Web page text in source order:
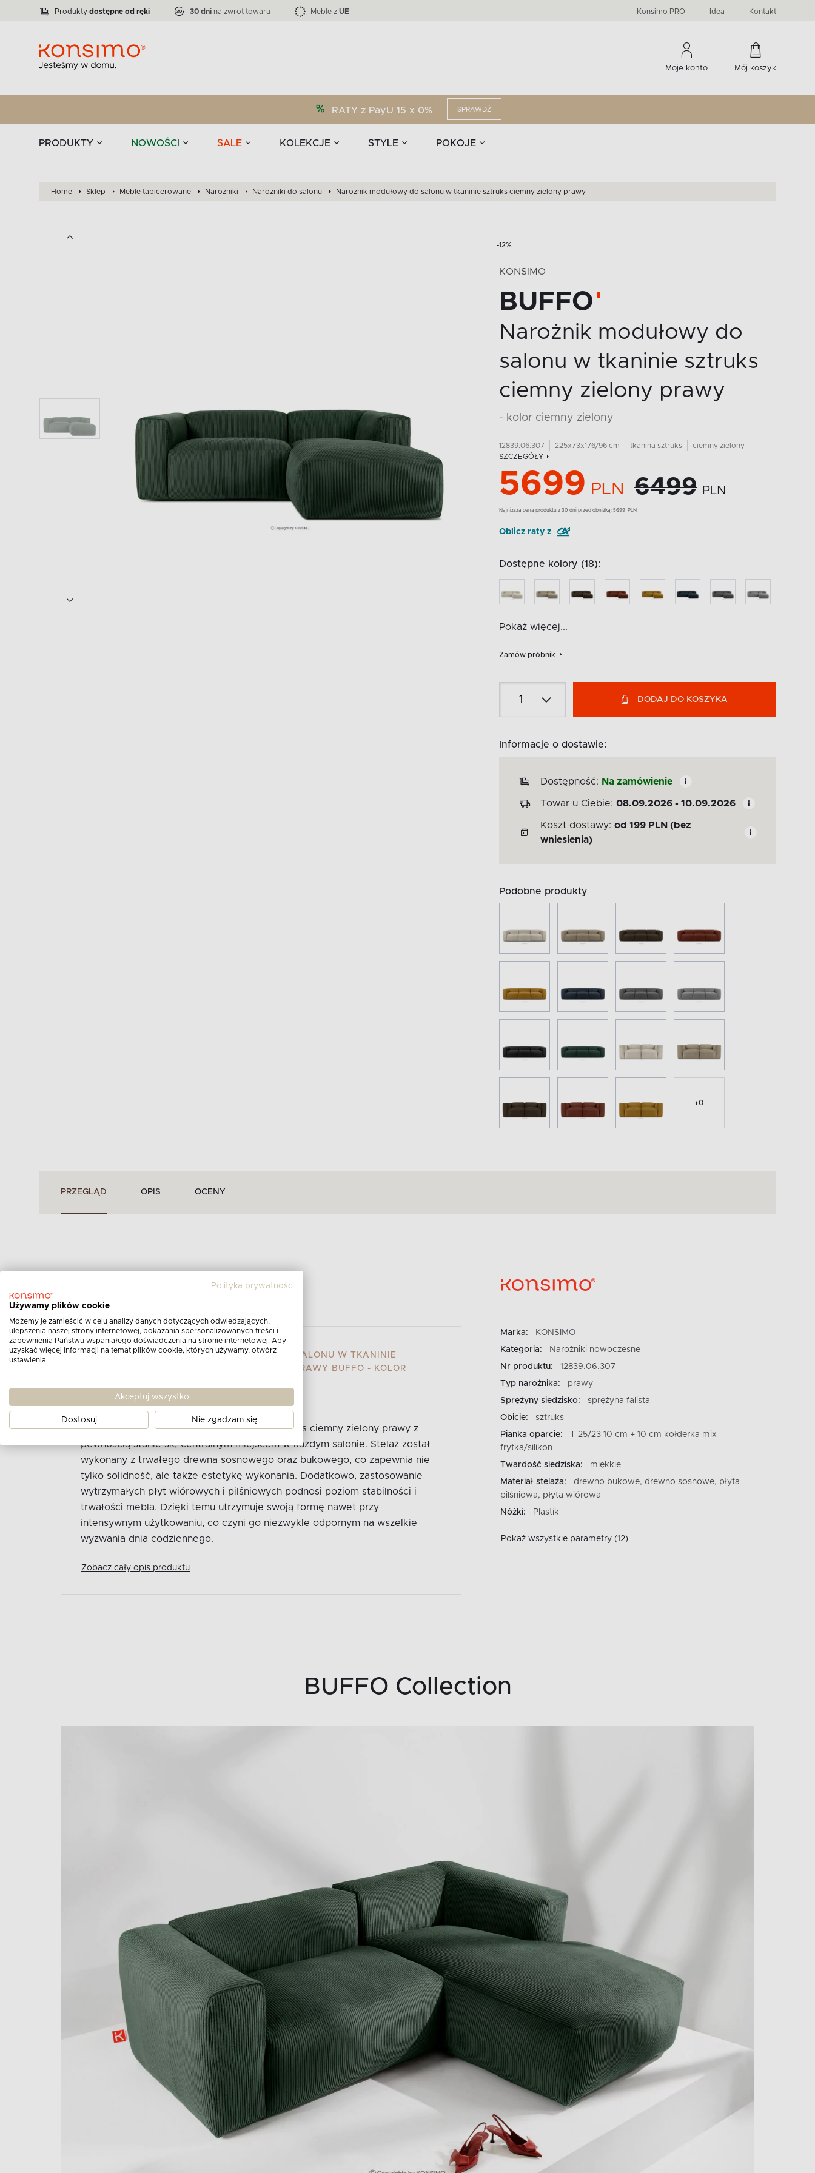
Produkty dostępne od ręki 30 dni na zwrot towaru Meble z UE Konsimo PRO Idea Kontakt
Moje konto Mój koszyk
RATY z PayU 15 x 0% SPRAWDŹ
PRODUKTY NOWOŚCI SALE KOLEKCJE STYLE POKOJE
Zastawy stołowe i akcesoria Komody, szafki RTV, witryny...
Kolekcja narożników RATLO -39 % Kolekcja mebli LOFTY -45 % -33 %
VICTO Liczba produktów:71 EPIRI Liczba produktów: Liczba produktów:60
ELEGANT Liczba produktów:864 TEENS Liczba produktów: Liczba produktów:274
stołowe
Home Sklep Meble tapicerowane Narożniki Narożniki do salonu Narożnik modułowy do salonu w tkaninie sztruks ciemny zielony prawy
-12%
KONSIMO
BUFFO
Narożnik modułowy do
salonu w tkaninie sztruks
ciemny zielony prawy
- kolor ciemny zielony
12839.06.307 225x73x176/96 cm tkanina sztruks
ciemny zielony
SZCZEGÓŁY
5699 PLN 6499 PLN
Najnizsza cena produktu z 30 dni przed obniżką: 5699 PLN
Oblicz raty z
Dostępne kolory (18):
Pokaż więcej...
Zamów próbnik
DODAJ DO KOSZYKA
Informacje o dostawie:
Dostępność: Na zamówienie
Towar u Ciebie: 08.09.2026 - 10.09.2026
Koszt dostawy: od 199 PLN (bez
wniesienia)
Podobne produkty
+0
PRZEGLĄD OPIS OCENY
Opis i specyfikacja
NAROŻNIK MODUŁOWY DO SALONU W TKANINIE
SZTRUKS CIEMNY ZIELONY PRAWY BUFFO - KOLOR
Opis produktu:
Narożnik modułowy do salonu w tkaninie sztruks ciemny zielony prawy z
pewnością stanie się centralnym miejscem w każdym salonie. Stelaż został
wykonany z trwałego drewna sosnowego oraz bukowego, co zapewnia nie
tylko solidność, ale także estetykę wykonania. Dodatkowo, zastosowanie
wytrzymałych płyt wiórowych i pilśniowych podnosi poziom stabilności i
trwałości mebla. Dzięki temu utrzymuje swoją formę nawet przy
intensywnym użytkowaniu, co czyni go niezwykle odpornym na wszelkie
wyzwania dnia codziennego.
Zobacz cały opis produktu
Marka:
KONSIMO
Kategoria:
Narożniki nowoczesne
Nr produktu:
12839.06.307
Typ narożnika:
prawy
Sprężyny siedzisko:
sprężyna falista
Obicie:
sztruks
Pianka oparcie:
T 25/23 10 cm + 10 cm kołderka mix
frytka/silikon
Twardość siedziska:
miękkie
Materiał stelaża:
drewno bukowe, drewno sosnowe, płyta
pilśniowa, płyta wiórowa
Nóżki:
Plastik
Pokaż wszystkie parametry (12)
BUFFO Collection
Polityka prywatności
Używamy plików cookie
Możemy je zamieścić w celu analizy danych dotyczących odwiedzających,
ulepszenia naszej strony internetowej, pokazania spersonalizowanych treści i
zapewnienia Państwu wspaniałego doświadczenia na stronie internetowej. Aby
uzyskać więcej informacji na temat plików cookie, których używamy, otwórz
ustawienia.
Akceptuj wszystko
Dostosuj Nie zgadzam się